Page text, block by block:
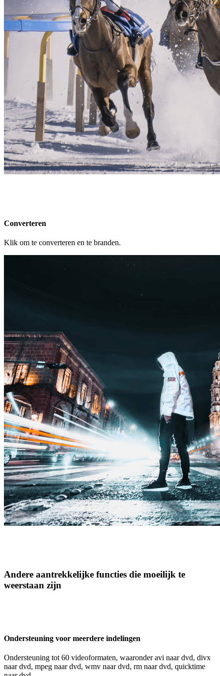
Converteren
Klik om te converteren en te branden.
Andere aantrekkelijke functies die moeilijk te
weerstaan zijn
Ondersteuning voor meerdere indelingen
Ondersteuning tot 60 videoformaten, waaronder avi naar dvd, divx
naar dvd, mpeg naar dvd, wmv naar dvd, rm naar dvd, quicktime